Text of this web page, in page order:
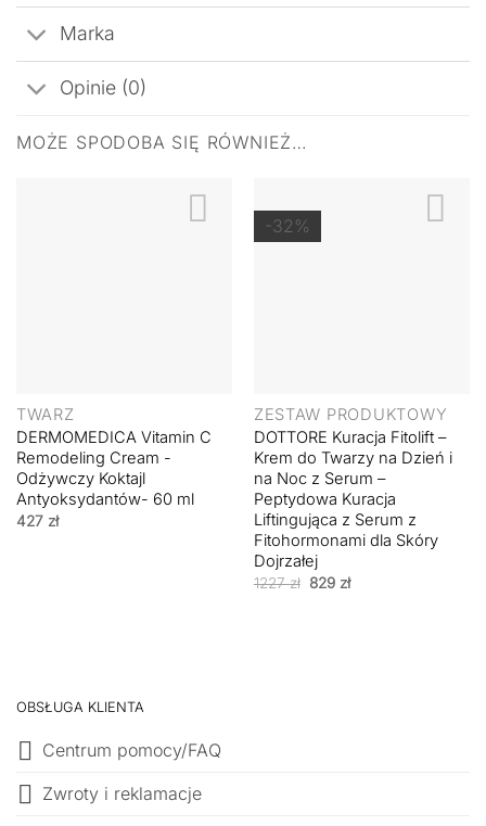
Marka
Opinie (0)
MOŻE SPODOBA SIĘ RÓWNIEŻ…
TWARZ
DERMOMEDICA Vitamin C
Remodeling Cream -
Odżywczy Koktajl
Antyoksydantów- 60 ml
427 zł
-32%
ZESTAW PRODUKTOWY
DOTTORE Kuracja Fitolift –
Krem do Twarzy na Dzień i
na Noc z Serum –
Peptydowa Kuracja
Liftingująca z Serum z
Fitohormonami dla Skóry
Dojrzałej
1227zł Pierwotna
829 złAktualna
OBSŁUGA KLIENTA
Centrum pomocy/FAQ
Zwroty i reklamacje